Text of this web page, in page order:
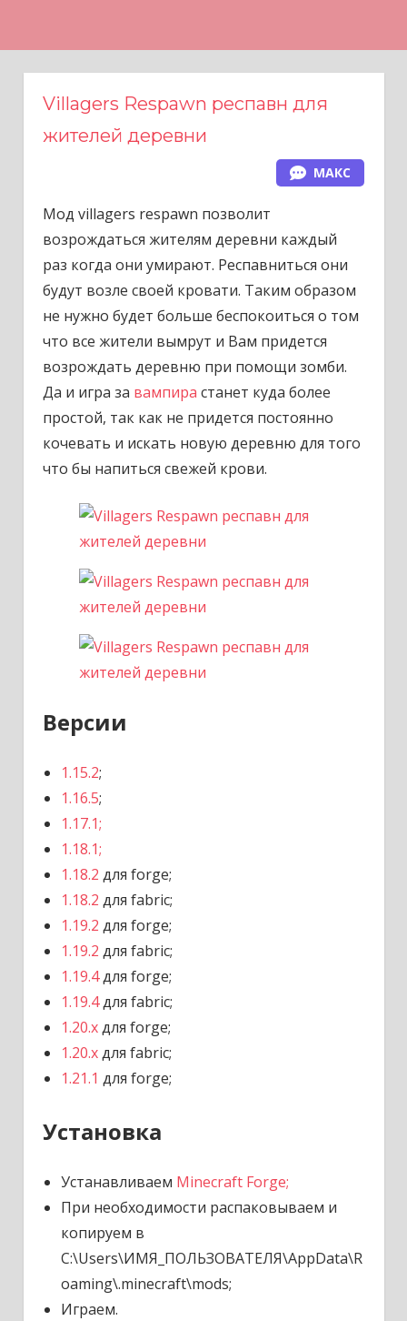
Villagers Respawn респавн для
жителей деревни
МАКС
Мод villagers respawn позволит
возрождаться жителям деревни каждый
раз когда они умирают. Респавниться они
будут возле своей кровати. Таким образом
не нужно будет больше беспокоиться о том
что все жители вымрут и Вам придется
возрождать деревню при помощи зомби.
Да и игра за вампира станет куда более
простой, так как не придется постоянно
кочевать и искать новую деревню для того
что бы напиться свежей крови.
Версии
1.15.2;
1.16.5;
1.17.1;
1.18.1;
1.18.2 для forge;
1.18.2 для fabric;
1.19.2 для forge;
1.19.2 для fabric;
1.19.4для forge;
1.19.4для fabric;
1.20.xдля forge;
1.20.xдля fabric;
1.21.1 для forge;
Установка
Устанавливаем Minecraft Forge;
При необходимости распаковываем и
копируем в
C:\Users\ИМЯ_ПОЛЬЗОВАТЕЛЯ\AppData\R
oaming\.minecraft\mods;
Играем.